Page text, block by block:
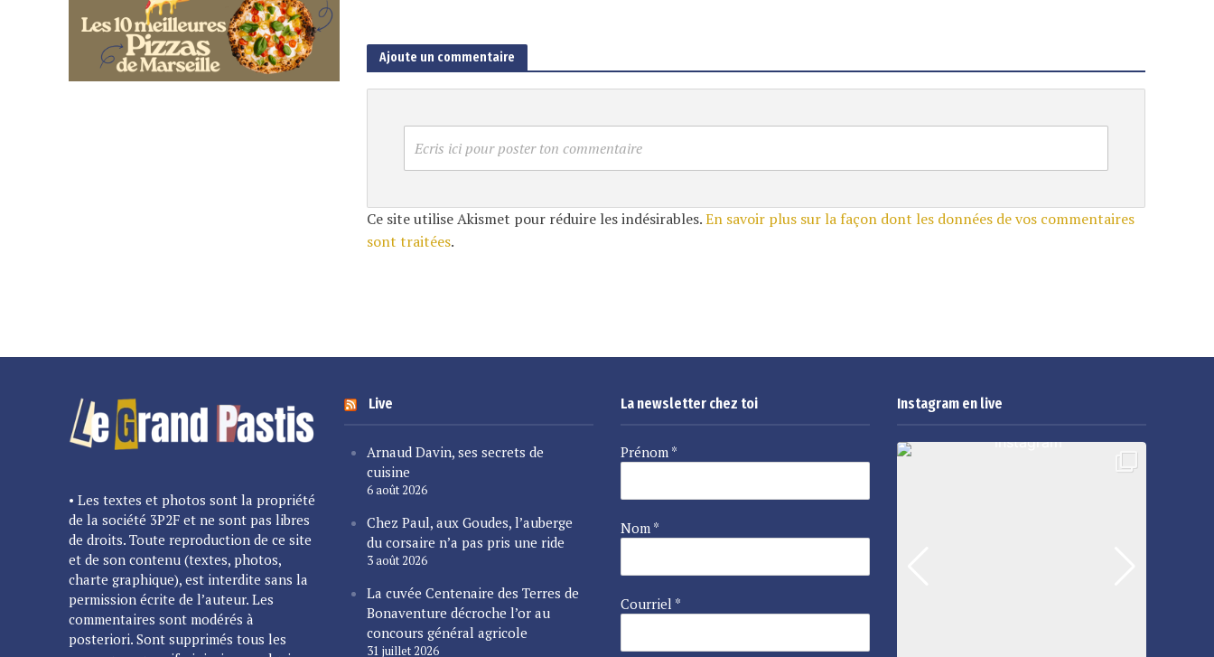
Ajoute un commentaire
Ecris ici pour poster ton commentaire
Ce site utilise Akismet pour réduire les indésirables.En savoir plus sur la façon dont les données de vos commentaires
sont traitées.
• Les textes et photos sont la propriété
de la société 3P2F et ne sont pas libres
de droits. Toute reproduction de ce site
et de son contenu (textes, photos,
charte graphique), est interdite sans la
permission écrite de l’auteur. Les
commentaires sont modérés à
posteriori. Sont supprimés tous les
Live
Arnaud Davin, ses secrets de
cuisine
6 août 2026
Chez Paul, aux Goudes, l’auberge
du corsaire n’a pas pris une ride
3 août 2026
La cuvée Centenaire des Terres de
Bonaventure décroche l’or au
concours général agricole
31 juillet 2026
La newsletter chez toi
Prénom *
Nom *
Courriel *
Instagram en live